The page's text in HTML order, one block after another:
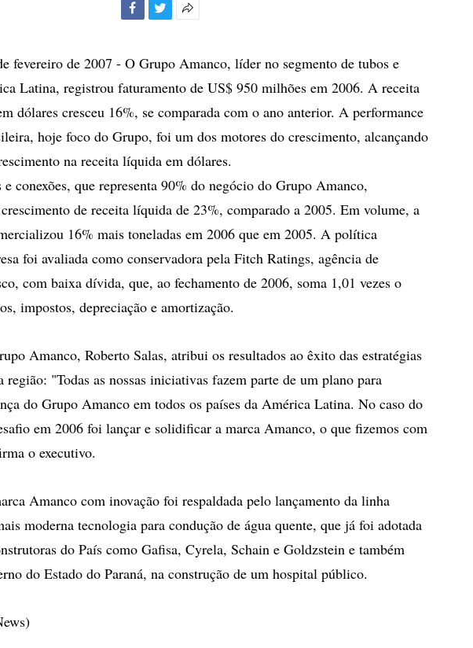
compartilhamento
fevereiro de 2007 - O Grupo Amanco, líder no segmento de tubos e
Latina, registrou faturamento de US$ 950 milhões em 2006. A receita
dólares cresceu 16%, se comparada com o ano anterior. A performance
hoje foco do Grupo, foi um dos motores do crescimento, alcançando
na receita líquida em dólares.
conexões, que representa 90% do negócio do Grupo Amanco,
de receita líquida de 23%, comparado a 2005. Em volume, a
16% mais toneladas em 2006 que em 2005. A política
foi avaliada como conservadora pela Fitch Ratings, agência de
com baixa dívida, que, ao fechamento de 2006, soma 1,01 vezes o
impostos, depreciação e amortização.
Amanco, Roberto Salas, atribui os resultados ao êxito das estratégias
região: "Todas as nossas iniciativas fazem parte de um plano para
do Grupo Amanco em todos os países da América Latina. No caso do
em 2006 foi lançar e solidificar a marca Amanco, o que fizemos com
o executivo.
Amanco com inovação foi respaldada pelo lançamento da linha
moderna tecnologia para condução de água quente, que já foi adotada
do País como Gafisa, Cyrela, Schain e Goldzstein e também
do Estado do Paraná, na construção de um hospital público.